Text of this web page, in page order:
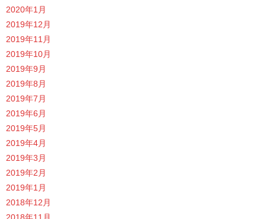
2020年1月
2019年12月
2019年11月
2019年10月
2019年9月
2019年8月
2019年7月
2019年6月
2019年5月
2019年4月
2019年3月
2019年2月
2019年1月
2018年12月
2018年11月